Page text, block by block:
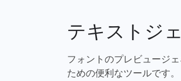
テキストジ
フォントのプレビュージ
ための便利なツールです。